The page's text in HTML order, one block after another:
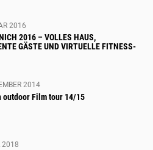
2016
2016 – VOLLES HAUS,
GÄSTE UND VIRTUELLE FITNESS-
2014
outdoor Film tour 14/15
2018